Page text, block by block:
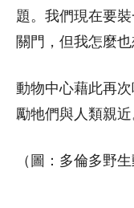
題。我們現在要
關門，但我怎麼
動物中心藉此再
勵牠們與人類親近
（圖：多倫多野